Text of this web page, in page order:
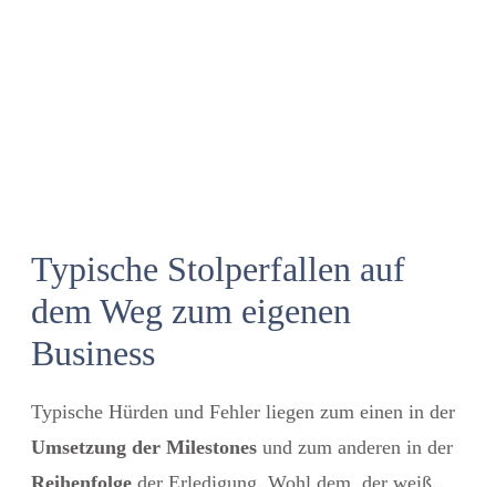
Typische Stolperfallen auf
dem Weg zum eigenen
Business
Typische Hürden und Fehler liegen zum einen in der
Umsetzung der Milestones und zum anderen in der
Reihenfolge der Erledigung. Wohl dem, der weiß,